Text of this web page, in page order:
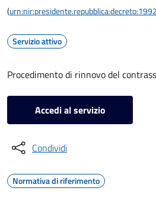
(
Servizio attivo
Procedimento di rinnovo del
Accedi al servizio
Condividi
Normativa di riferimento